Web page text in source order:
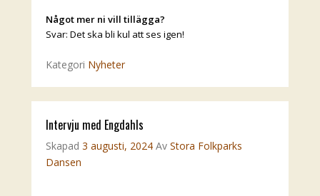
Något mer ni vill tillägga?
Svar: Det ska bli kul att ses igen!
Kategori Nyheter
Intervju med Engdahls
Skapad 3 augusti, 2024 Av Stora Folkparks
Dansen